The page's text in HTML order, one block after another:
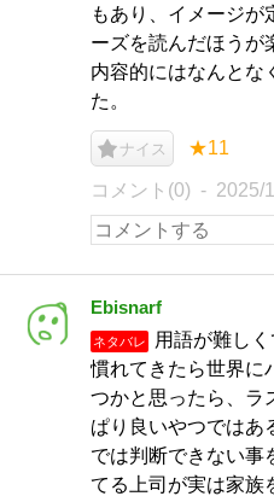
もあり、イメージが
ーズを読んだほうが
内容的にはなんとな
た。
ナイス ★11
コメント(0) 2025/
Ebisnarf
ネタバレ
用語が難し
慣れてきたら世界に
つかと思ったら、ラ
ぱり良いやつでは
では判断できない事
てる上司が実は家族